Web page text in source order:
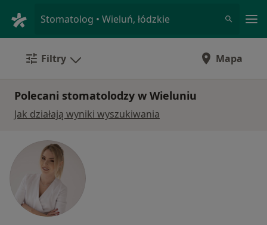
Stomatolog • Wieluń, łódzkie
Filtry Mapa
Polecani stomatolodzy w Wieluniu
Jak działają wyniki wyszukiwania